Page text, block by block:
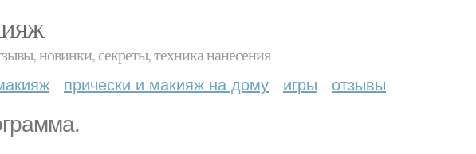
новинки, секреты, техника нанесения
прически и макияж на дому игры отзывы